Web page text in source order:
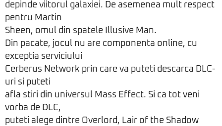
depinde viitorul galaxiei. De asemenea mult respect
pentru Martin
Sheen, omul din spatele Illusive Man.
Din pacate, jocul nu are componenta online, cu
exceptia serviciului
Cerberus Network prin care va puteti descarca DLC-
uri si puteti
afla stiri din universul Mass Effect. Si ca tot veni
vorba de DLC,
puteti alege dintre Overlord, Lair of the Shadow